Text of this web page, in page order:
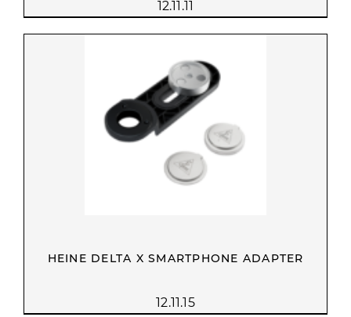
12.11.11
HEINE DELTA X SMARTPHONE ADAPTER
12.11.15